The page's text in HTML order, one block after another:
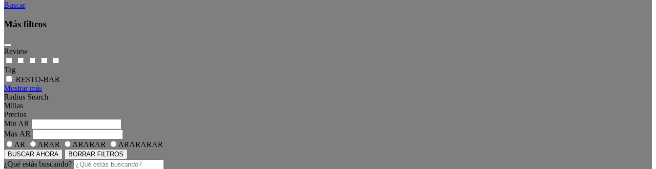
Buscar
Más filtros
Review
Tag
RESTO-BAR
Mostrar más
Radius Search
Millas
Precios
Min AR
Max AR
AR
ARAR ARARAR ARARARAR
BUSCAR AHORA BORRAR FILTROS
¿Qué estás buscando?